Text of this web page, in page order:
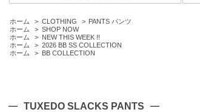
ホーム > CLOTHING > PANTS パンツ
ホーム
> SHOP NOW
ホーム
> NEW THIS WEEK !!
ホーム
> 2026 BB SS COLLECTION
ホーム
> BB COLLECTION
TUXEDO SLACKS PANTS